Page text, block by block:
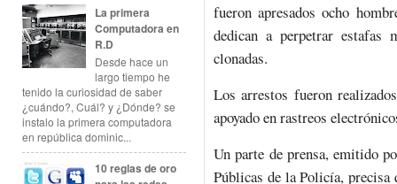
La primera
Computadora en
R.D
Desde hace un
largo tiempo he
tenido la curiosidad de saber
¿cuándo?, Cuál? y ¿Dónde? se
instalo la primera computadora
en república dominic...
10 reglas de oro
fueron apresados ocho
dedican a perpetrar estafas
clonadas.
Los arrestos fueron
apoyado en rastreos
Un parte de prensa, emitido
Públicas de la Policía,